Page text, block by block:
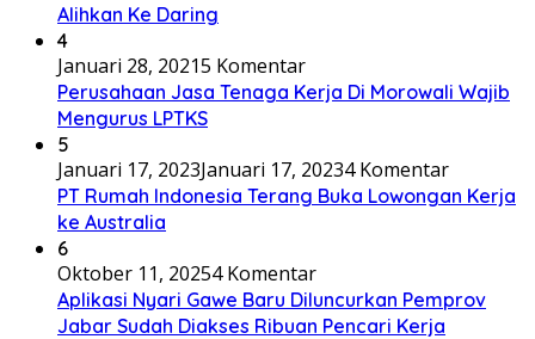
Alihkan Ke Daring
4
Januari 28, 20215 Komentar
Perusahaan Jasa Tenaga Kerja Di Morowali Wajib
Mengurus LPTKS
5
Januari 17, 2023Januari 17, 20234 Komentar
PT Rumah Indonesia Terang Buka Lowongan Kerja
ke Australia
6
Oktober 11, 20254 Komentar
Aplikasi Nyari Gawe Baru Diluncurkan Pemprov
Jabar Sudah Diakses Ribuan Pencari Kerja